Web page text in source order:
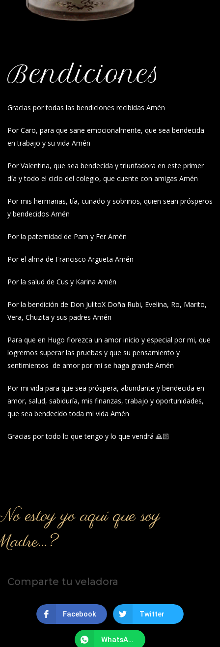
Bendiciones
Gracias por todas las bendiciones recibidas Amén
Por Caro, para que sane emocionalmente, que sea bendecida
en trabajo y su vida Amén
Por Valentina, que sea bendecida y triunfadora en este primer
día y todo el ciclo del colegio, que cuente con amigas Amén
Por mis hermanas, tía, cuñado y sobrinos, quien sean prósperos
y bendecidos Amén
Por la paternidad de Pam y Fer Amén
Por el alma de Francisco Argueta Amén
Por la salud de Cus y Karina Amén
Por la bendición de Don JulitoX Doña Rubi, Evelina, Ro, Marito,
Vera, Chuzita y sus padres Amén
Para que en Hugo florezca un amor inicio y especial por mi, que
logremos superar las pruebas y que su pensamiento y
sentimientos de amor por mi se haga grande Amén
Por mi vida para que sea próspera, abundante y bendecida en
amor, salud, sabiduría, mis finanzas, trabajo y oportunidades,
que sea bendecido toda mi vida Amén
Gracias por todo lo que tengo y lo que vendrá 🙏🏻
estoy yo aquí que soy
Comparte tu veladora
Facebook Twitter
WhatsApp